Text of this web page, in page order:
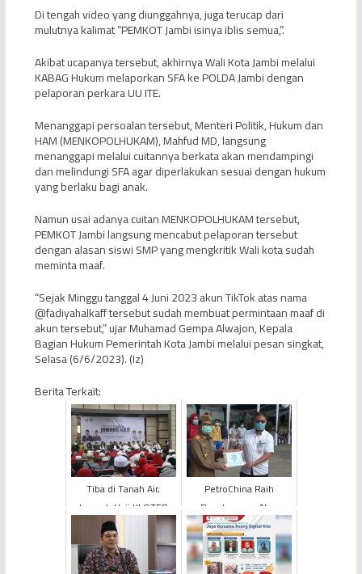
Di tengah video yang diunggahnya, juga terucap dari
mulutnya kalimat “PEMKOT Jambi isinya iblis semua,”.
Akibat ucapanya tersebut, akhirnya Wali Kota Jambi melalui
KABAG Hukum melaporkan SFA ke POLDA Jambi dengan
pelaporan perkara UU ITE.
Menanggapi persoalan tersebut, Menteri Politik, Hukum dan
HAM (MENKOPOLHUKAM), Mahfud MD, langsung
menanggapi melalui cuitannya berkata akan mendampingi
dan melindungi SFA agar diperlakukan sesuai dengan hukum
yang berlaku bagi anak.
Namun usai adanya cuitan MENKOPOLHUKAM tersebut,
PEMKOT Jambi langsung mencabut pelaporan tersebut
dengan alasan siswi SMP yang mengkritik Wali kota sudah
meminta maaf.
“Sejak Minggu tanggal 4 Juni 2023 akun TikTok atas nama
@fadiyahalkaff tersebut sudah membuat permintaan maaf di
akun tersebut,” ujar Muhamad Gempa Alwajon, Kepala
Bagian Hukum Pemerintah Kota Jambi melalui pesan singkat,
Selasa (6/6/2023). (Iz)
Berita Terkait:
Tiba di Tanah Air,
Jemaah Haji KLOTER
BTH 20 Langsung
Dimobilisasi ke Daerah
Asal
PetroChina Raih
Penghargaan Atas
Partisipasi dan Peran
Aktif pada Kegiatan
Promotif B...